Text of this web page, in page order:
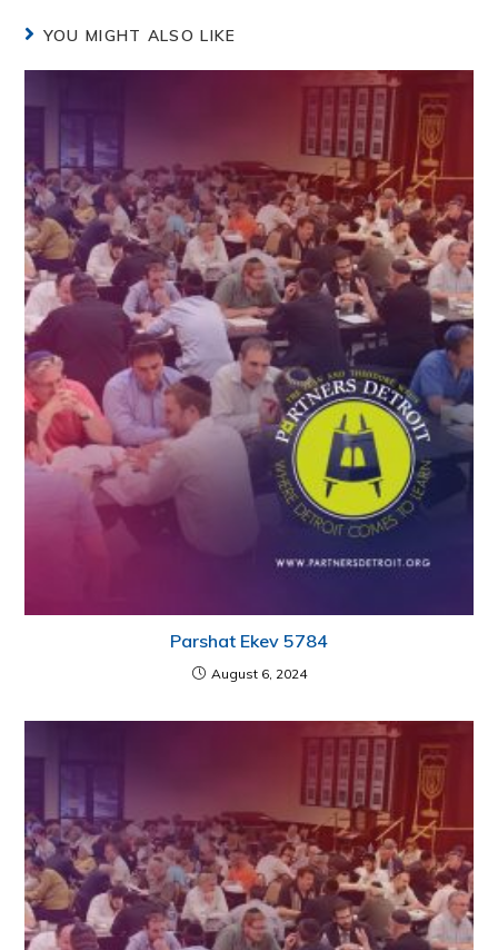
YOU MIGHT ALSO LIKE
Parshat Ekev 5784
August 6, 2024